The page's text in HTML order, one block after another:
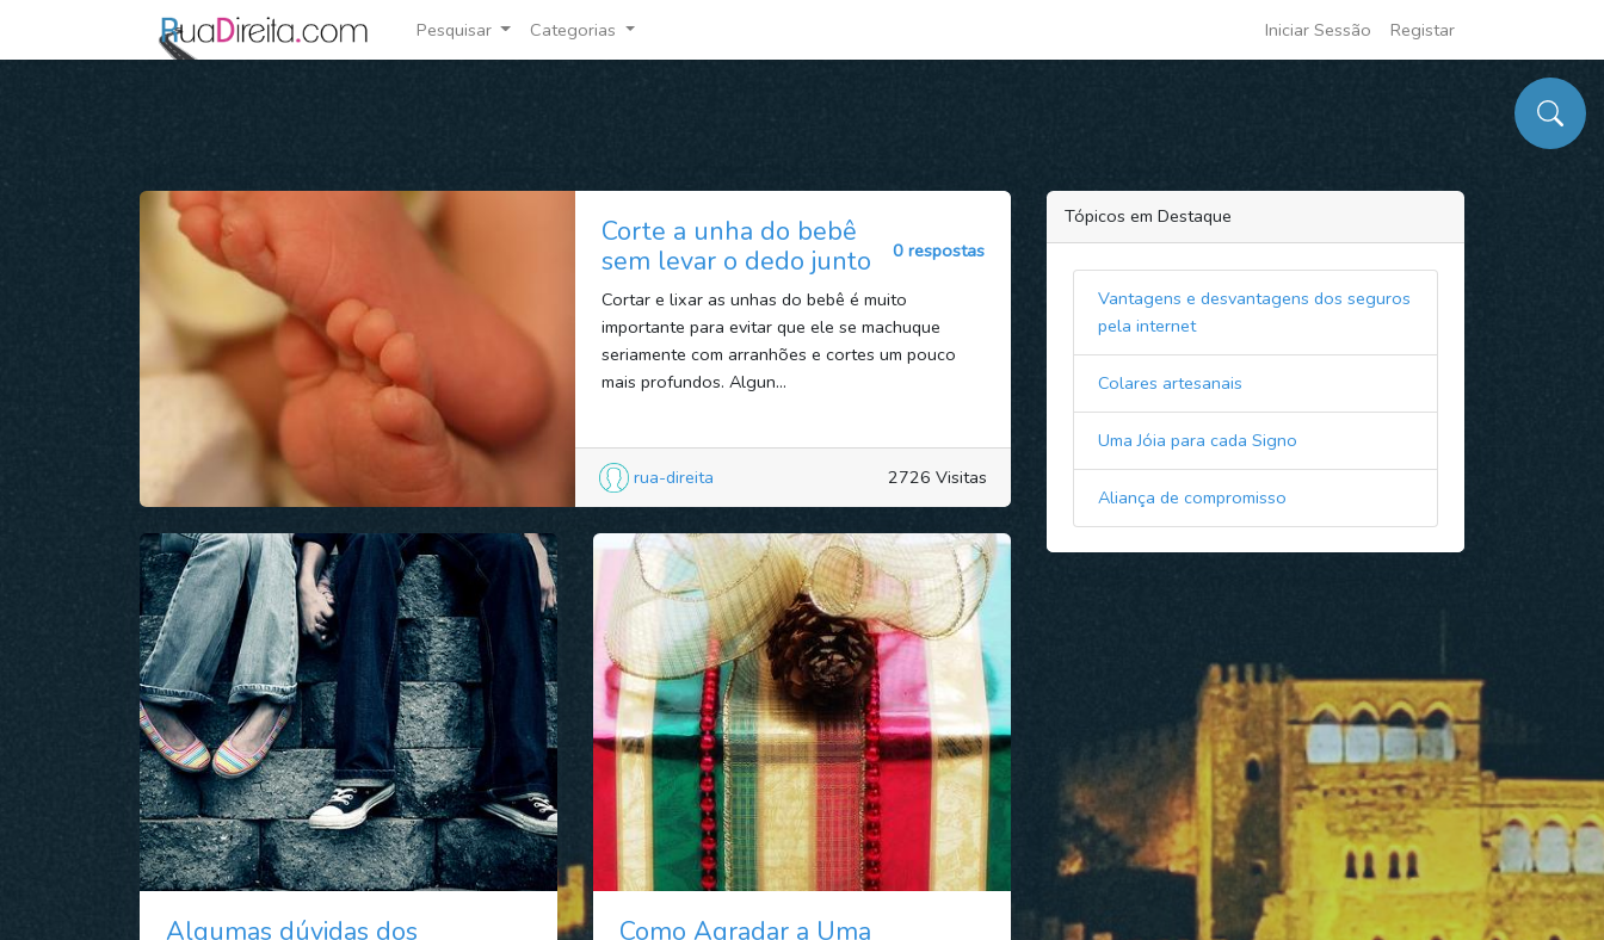
Pesquisar Categorias Iniciar Sessão Registar
Corte a unha do bebê
sem levar o dedo junto
0 respostas
Cortar e lixar as unhas do bebê é muito
importante para evitar que ele se machuque
seriamente com arranhões e cortes um pouco
mais profundos. Algun...
rua-direita 2726 Visitas
Algumas dúvidas dos
Como Agradar a Uma
Tópicos em Destaque
Vantagens e desvantagens dos seguros
pela internet
Colares artesanais
Uma Jóia para cada Signo
Aliança de compromisso